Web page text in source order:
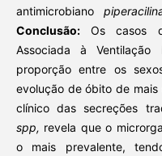
antimicrobiano
Conclusão: Os casos
Associada à Ventilação
proporção entre os
evolução de óbito de
clínico das secreções
spp, revela que o
o mais prevalente,